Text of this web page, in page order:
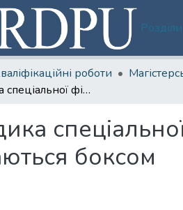
роботи
Методика спеціальної фізичної підготовки учнів 10-12 років, що займаються боксом
боксом